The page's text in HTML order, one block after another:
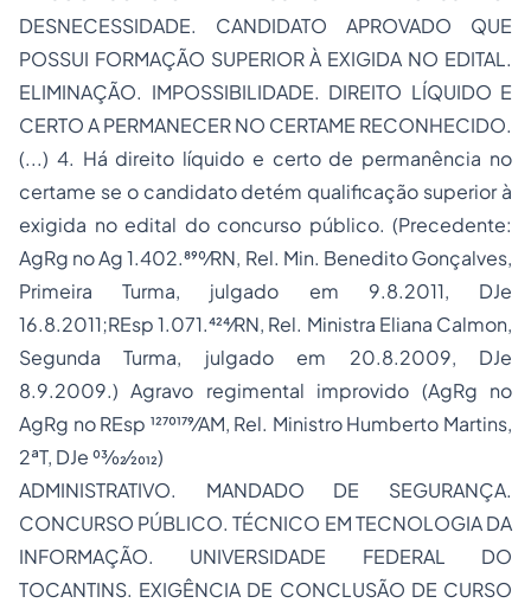
DESNECESSIDADE. CANDIDATO APROVADO QUE
POSSUI FORMAÇÃO SUPERIOR À EXIGIDA NO EDITAL.
ELIMINAÇÃO. IMPOSSIBILIDADE. DIREITO LÍQUIDO E
CERTO A PERMANECER NO CERTAME RECONHECIDO.
(...) 4. Há direito líquido e certo de permanência no
certame se o candidato detém qualificação superior à
exigida no edital do concurso público. (Precedente:
AgRg no Ag 1.402.890⁄RN, Rel. Min. Benedito Gonçalves,
Primeira Turma, julgado em 9.8.2011, DJe
16.8.2011;REsp 1.071.424⁄RN, Rel. Ministra Eliana Calmon,
Segunda Turma, julgado em 20.8.2009, DJe
8.9.2009.) Agravo regimental improvido (AgRg no
AgRg no REsp 1270179⁄AM, Rel. Ministro Humberto Martins,
2ªT, DJe 03⁄02⁄2012)
ADMINISTRATIVO. MANDADO DE SEGURANÇA.
CONCURSO PÚBLICO. TÉCNICO EM TECNOLOGIA DA
INFORMAÇÃO. UNIVERSIDADE FEDERAL DO
TOCANTINS. EXIGÊNCIA DE CONCLUSÃO DE CURSO